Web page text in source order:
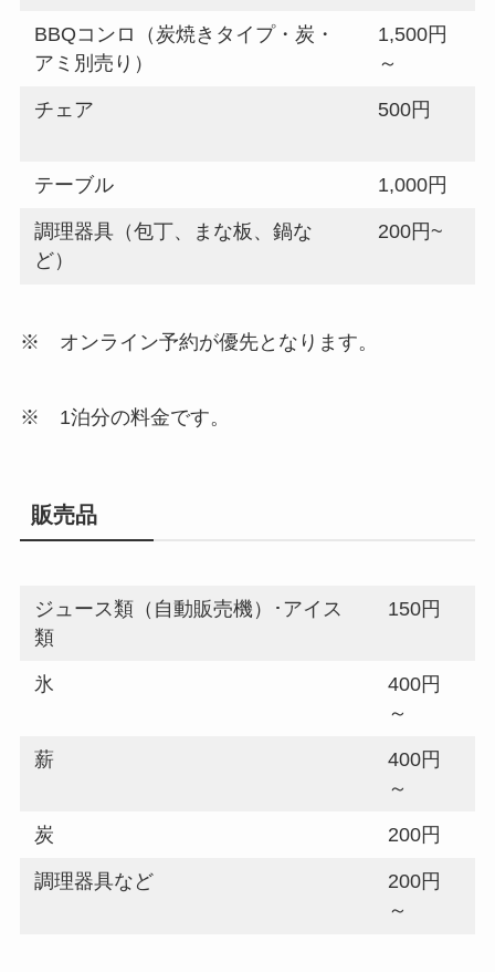
BBQコンロ（炭焼きタイプ・炭・
アミ別売り）
1,500円
～
チェア 500円
テーブル 1,000円
調理器具（包丁、まな板、鍋な
ど）
200円~
※ オンライン予約が優先となります。
※ 1泊分の料金です。
販売品
ジュース類（自動販売機）･アイス
類
150円
氷
400円
～
薪
400円
～
炭 200円
調理器具など
200円
～